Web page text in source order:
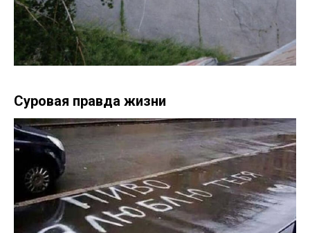
Суровая правда жизни